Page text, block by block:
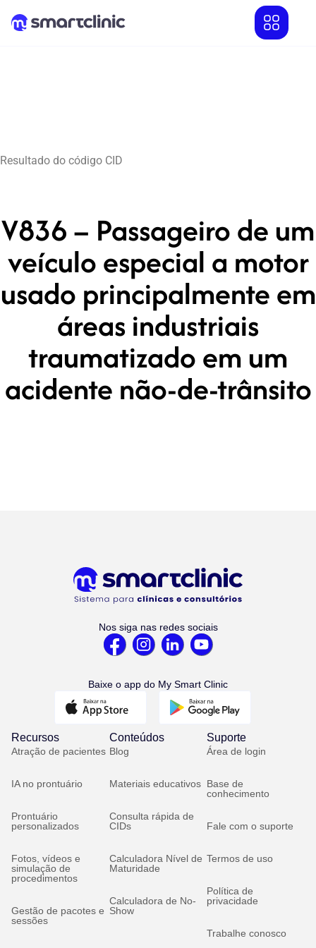
Resultado do código CID
V836 – Passageiro de um
veículo especial a motor
usado principalmente em
áreas industriais
traumatizado em um
acidente não-de-trânsito
Nos siga nas redes sociais
Baixe o app do My Smart Clinic
Recursos
Atração de pacientes
IA no prontuário
Prontuário
personalizados
Fotos, vídeos e
simulação de
procedimentos
Gestão de pacotes e
sessões
Conteúdos
Blog
Materiais educativos
Consulta rápida de
CIDs
Calculadora Nível de
Maturidade
Calculadora de No-
Show
Suporte
Área de login
Base de
conhecimento
Fale com o suporte
Termos de uso
Política de
privacidade
Trabalhe conosco